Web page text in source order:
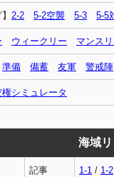
2-2 5-2空襲 5-3 5-5
ウィークリー マンス
準備 備蓄 友軍 警戒陣
シミュレータ
海域リ
記事 1-1 / 1-2